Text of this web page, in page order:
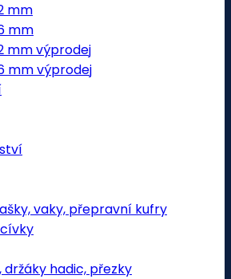
mm
mm
mm výprodej
mm výprodej
vaky, přepravní kufry
držáky hadic, přezky